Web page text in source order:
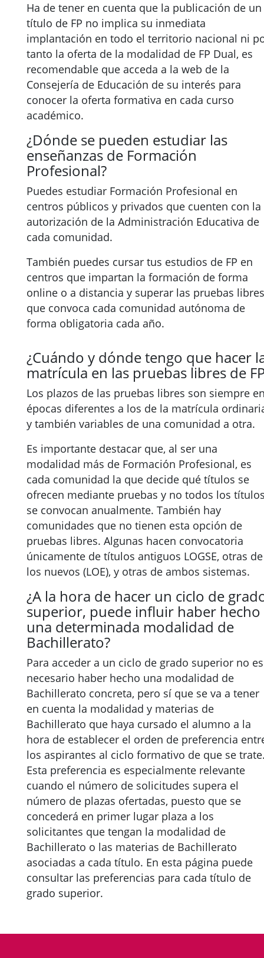
Ha de tener en cuenta que la publicación de un
título de FP no implica su inmediata
implantación en todo el territorio nacional ni
tanto la oferta de la modalidad de FP Dual, es
recomendable que acceda a la web de la
Consejería de Educación de su interés para
conocer la oferta formativa en cada curso
académico.
¿Dónde se pueden estudiar las
enseñanzas de Formación
Profesional?
Puedes estudiar Formación Profesional en
centros públicos y privados que cuenten con la
autorización de la Administración Educativa de
cada comunidad.
También puedes cursar tus estudios de FP en
centros que impartan la formación de forma
online o a distancia y superar las pruebas libres
que convoca cada comunidad autónoma de
forma obligatoria cada año.
¿Cuándo y dónde tengo que hacer
matrícula en las pruebas libres de
Los plazos de las pruebas libres son siempre
épocas diferentes a los de la matrícula
y también variables de una comunidad a otra.
Es importante destacar que, al ser una
modalidad más de Formación Profesional, es
cada comunidad la que decide qué títulos se
ofrecen mediante pruebas y no todos los
se convocan anualmente. También hay
comunidades que no tienen esta opción de
pruebas libres. Algunas hacen convocatoria
únicamente de títulos antiguos LOGSE, otras de
los nuevos (LOE), y otras de ambos sistemas.
¿A la hora de hacer un ciclo de
superior, puede influir haber hecho
una determinada modalidad de
Bachillerato?
Para acceder a un ciclo de grado superior no es
necesario haber hecho una modalidad de
Bachillerato concreta, pero sí que se va a tener
en cuenta la modalidad y materias de
Bachillerato que haya cursado el alumno a la
hora de establecer el orden de preferencia
los aspirantes al ciclo formativo de que se
Esta preferencia es especialmente relevante
cuando el número de solicitudes supera el
número de plazas ofertadas, puesto que se
concederá en primer lugar plaza a los
solicitantes que tengan la modalidad de
Bachillerato o las materias de Bachillerato
asociadas a cada título. En esta página puede
consultar las preferencias para cada título de
grado superior.